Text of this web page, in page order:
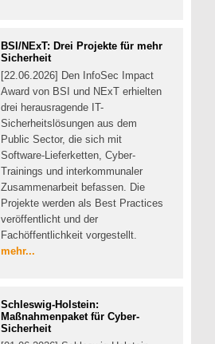
BSI/NExT: Drei Projekte für mehr
Sicherheit
[22.06.2026] Den InfoSec Impact
Award von BSI und NExT erhielten
drei herausragende IT-
Sicherheitslösungen aus dem
Public Sector, die sich mit
Software-Lieferketten, Cyber-
Trainings und interkommunaler
Zusammenarbeit befassen. Die
Projekte werden als Best Practices
veröffentlicht und der
Fachöffentlichkeit vorgestellt.
mehr...
Schleswig-Holstein:
Maßnahmenpaket für Cyber-
Sicherheit